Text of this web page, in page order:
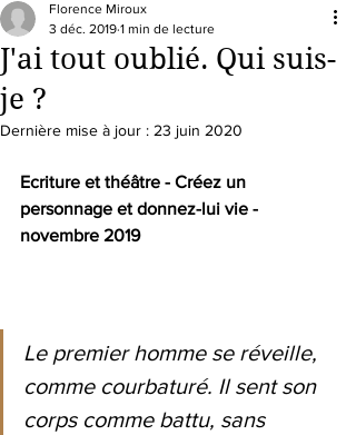
J'ai tout oublié. Qui suis-
je ?
Florence Miroux
3 déc. 2019 1 min de lecture
Dernière mise à jour : 23 juin 2020
Ecriture et théâtre - Créez un
personnage et donnez-lui vie -
novembre 2019
Le premier homme se réveille,
comme courbaturé. Il sent son
corps comme battu, sans